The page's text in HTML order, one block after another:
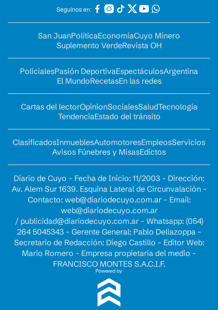
Seguinos en:
San JuanPolíticaEconomíaCuyo Minero
Suplemento VerdeRevista OH
PolicialesPasión DeportivaEspectáculosArgentina
El MundoRecetasEn las redes
Cartas del lectorOpinionSocialesSaludTecnología
TendenciaEstado del tránsito
ClasificadosInmueblesAutomotoresEmpleosServicios
Avisos Fúnebres y MisasEdictos
Diario de Cuyo - Fecha de Inicio: 11/2003 - Dirección:
Av. Alem Sur 1639. Esquina Lateral de Circunvalación -
Contacto: web@diariodecuyo.com.ar- Email:
web@diariodecuyo.com.ar
/ publicidad@diariodecuyo.com.ar- Whatsapp: (054)
264 5045343 - Gerente General: Pablo Dellazoppa -
Secretario de Redacción: Diego Castillo - Editor Web:
Mario Romero - Empresa propietaria del medio -
FRANCISCO MONTES S.A.C.I.F.